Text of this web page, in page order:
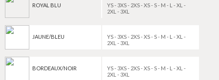
ROYAL BLU
YS - 3XS - 2XS - XS - S - M - L - XL -
2XL - 3XL
JAUNE/BLEU
YS - 3XS - 2XS - XS - S - M - L - XL -
2XL - 3XL
BORDEAUX/NOIR
YS - 3XS - 2XS - XS - S - M - L - XL -
2XL - 3XL